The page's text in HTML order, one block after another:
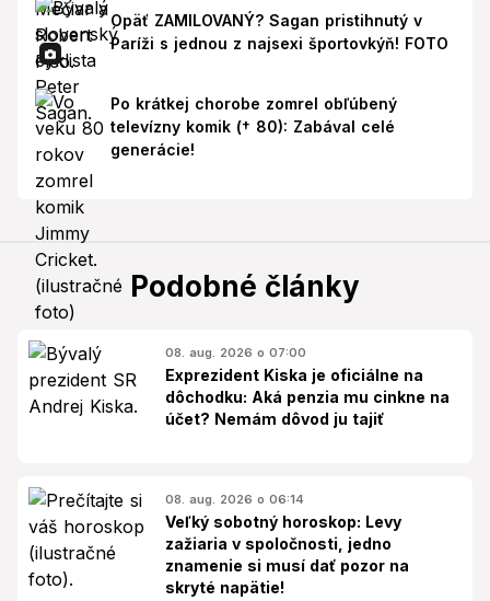
Opäť ZAMILOVANÝ? Sagan pristihnutý v
Paríži s jednou z najsexi športovkýň! FOTO
Po krátkej chorobe zomrel obľúbený
televízny komik († 80): Zabával celé
generácie!
Podobné články
08. aug. 2026 o 07:00
Exprezident Kiska je oficiálne na
dôchodku: Aká penzia mu cinkne na
účet? Nemám dôvod ju tajiť
08. aug. 2026 o 06:14
Veľký sobotný horoskop: Levy
zažiaria v spoločnosti, jedno
znamenie si musí dať pozor na
skryté napätie!